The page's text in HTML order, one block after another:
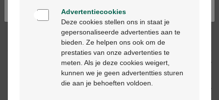
Description du produit
Advertentiecookies
Deze cookies stellen ons in staat je
gepersonaliseerde advertenties aan te
bieden. Ze helpen ons ook om de
prestaties van onze advertenties te
meten. Als je deze cookies weigert,
kunnen we je geen advertentties sturen
die aan je behoeften voldoen.